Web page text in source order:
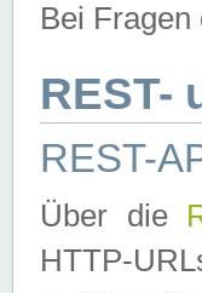
Bei
REST-
REST-
Über die
HTTP-